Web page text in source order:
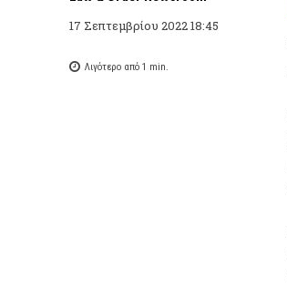
17 Σεπτεμβρίου 2022 18:45
Λιγότερο από 1 min.